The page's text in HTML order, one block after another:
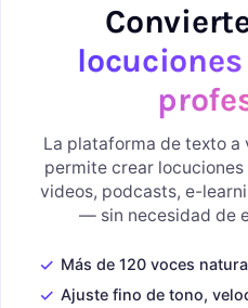
La plataforma de texto a
permite crear
videos, podcasts, e-
— sin necesidad de
✓ Más de 120 voces
✓ Ajuste fino de tono,